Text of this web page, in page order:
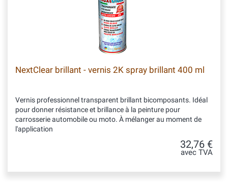
NextClear brillant - vernis 2K spray brillant 400 ml
Vernis professionnel transparent brillant bicomposants. Idéal
pour donner résistance et brillance à la peinture pour
carrosserie automobile ou moto. À mélanger au moment de
l'application
32,76 €
avec TVA